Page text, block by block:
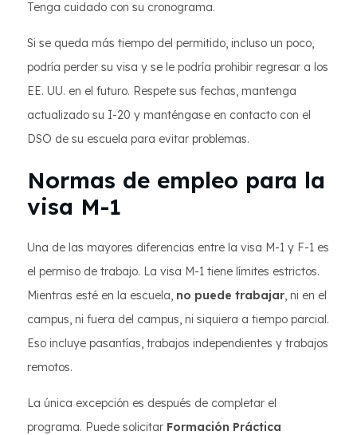
Tenga cuidado con su cronograma.
Si se queda más tiempo del permitido, incluso un poco,
podría perder su visa y se le podría prohibir regresar a los
EE. UU. en el futuro. Respete sus fechas, mantenga
actualizado su I-20 y manténgase en contacto con el
DSO de su escuela para evitar problemas.
Normas de empleo para la
visa M-1
Una de las mayores diferencias entre la visa M-1 y F-1 es
el permiso de trabajo. La visa M-1 tiene límites estrictos.
Mientras esté en la escuela, no puede trabajar, ni en el
campus, ni fuera del campus, ni siquiera a tiempo parcial.
Eso incluye pasantías, trabajos independientes y trabajos
remotos.
La única excepción es después de completar el
programa. Puede solicitar Formación Práctica